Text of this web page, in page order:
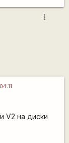
more_vert
V2 на диски